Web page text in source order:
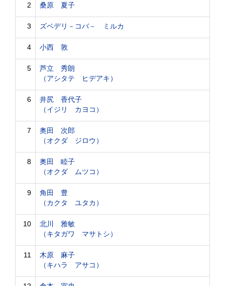
2 桑原 夏子
3 ズベデリ－コバ－ ミルカ
4 小西 敦
5
芦立 秀朗
（アシタテ ヒデアキ）
6
井尻 香代子
（イジリ カヨコ）
7
奥田 次郎
（オクダ ジロウ）
8
奥田 睦子
（オクダ ムツコ）
9
角田 豊
（カクタ ユタカ）
10
北川 雅敏
（キタガワ マサトシ）
11
木原 麻子
（キハラ アサコ）